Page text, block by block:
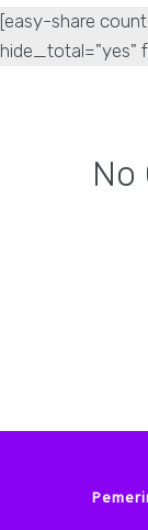
[easy-share
hide_total="yes"